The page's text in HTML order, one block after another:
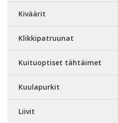
Kiväärit
Klikkipatruunat
Kuituoptiset tähtäimet
Kuulapurkit
Liivit